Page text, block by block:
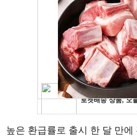
높은 환급률로 출시 한 달 만에